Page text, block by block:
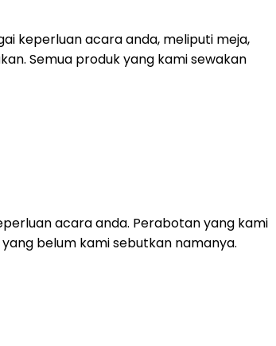
keperluan acara anda, meliputi meja,
Semua produk yang kami sewakan
acara anda. Perabotan yang kami
belum kami sebutkan namanya.